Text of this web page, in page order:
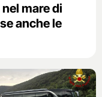
mare di
anche le